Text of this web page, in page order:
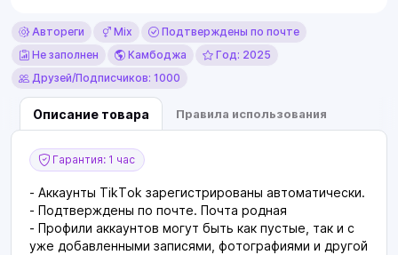
Автореги Mix
Подтверждены по почте
Не заполнен
Камбоджа
Год: 2025
Друзей/Подписчиков: 1000
Описание товара Правила использования
Гарантия: 1 час
- Аккаунты TikTok зарегистрированы автоматически.
- Подтверждены по почте. Почта родная
- Профили аккаунтов могут быть как пустые, так и с
уже добавленными записями, фотографиями и другой